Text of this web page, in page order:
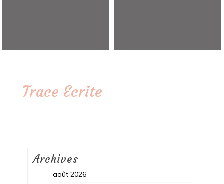
Trace Ecrite
Archives
août 2026